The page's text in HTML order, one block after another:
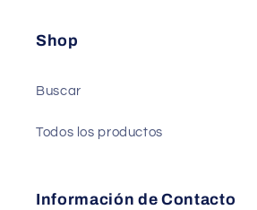
Shop
Buscar
Todos los productos
Información de Contacto